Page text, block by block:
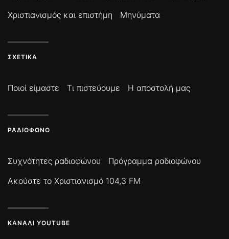
Χριστιανισμός και επιστήμη
Μηνύματα
ΣΧΕΤΙΚΆ
Ποιοί είμαστε Τι πιστεύουμε Η αποστολή μας
ΡΑΔΙΌΦΩΝΟ
Συχνότητες ραδιοφώνου
Πρόγραμμα ραδιοφώνου
Ακούστε το Χριστιανισμό 104,3 FM
ΚΑΝΆΛΙ YOUTUBE